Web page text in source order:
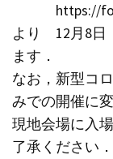
https://
より 12月8日
ます．
なお，新型コ
みでの開催に
現地会場に入
了承ください．